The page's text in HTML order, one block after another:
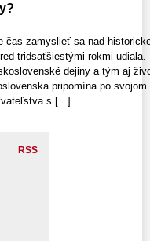
čas zamyslieť sa nad
tridsaťšiestými rokmi
dejiny a tým aj
pripomína po
s [...]
RSS